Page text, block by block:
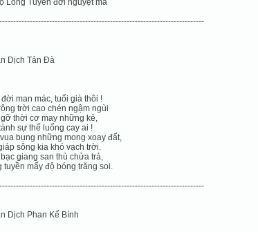
Long Tuyền đới nguyệt ma
Dịch Tản Đà
man mác, tuổi già thôi !
trời cao chén ngậm ngùi
thời cơ may những kẻ,
sự thế luống cay ai !
bụng những mong xoay đất,
sông kia khó vạch trời.
giang san thù chửa trả,
tuyền mấy độ bóng trăng soi.
Dịch Phan Kế Bính